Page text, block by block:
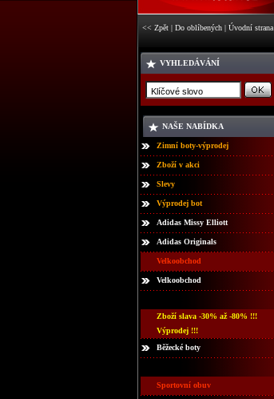
<< Zpět | Do oblíbených | Úvodní strana
VYHLEDÁVÁNÍ
NAŠE NABÍDKA
Zimní boty-výprodej
Zboží v akci
Slevy
Výprodej bot
Adidas Missy Elliott
Adidas Originals
Velkoobchod
Velkoobchod
Zboží slava -30% až -80% !!!
Výprodej !!!
Běžecké boty
Sportovní obuv